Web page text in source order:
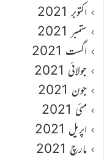
اکتوبر 2021
ستمبر 2021
اگست 2021
جولائی 2021
جون 2021
مئی 2021
اپریل 2021
مارچ 2021